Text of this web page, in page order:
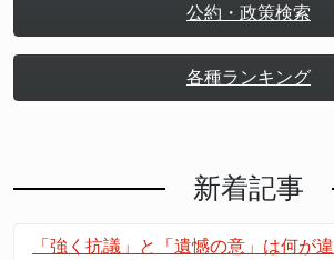
公約・政策検索
各種ランキング
新着記事
「強く抗議」と「遺憾の意」は何が違